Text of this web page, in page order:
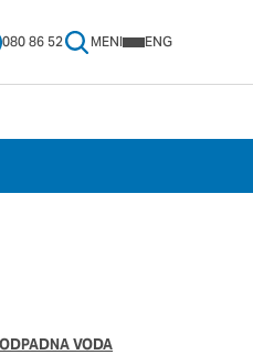
080 86 52 MENI ENG
VODA